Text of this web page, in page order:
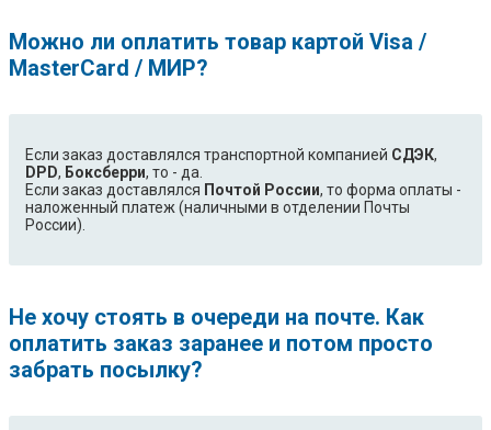
Можно ли оплатить товар картой Visa /
MasterCard / МИР?
Если заказ доставлялся транспортной компанией СДЭК,
DPD, Боксберри, то - да.
Если заказ доставлялся Почтой России, то форма оплаты -
наложенный платеж (наличными в отделении Почты
России).
Не хочу стоять в очереди на почте. Как
оплатить заказ заранее и потом просто
забрать посылку?